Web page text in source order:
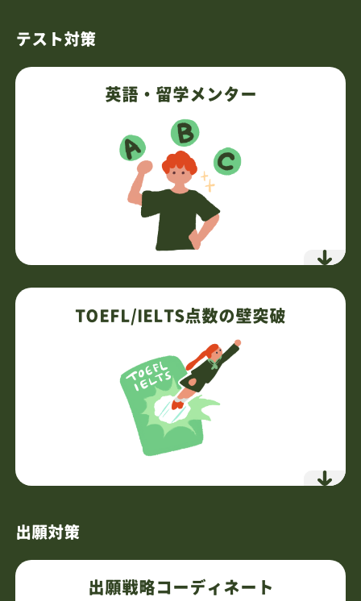
テスト対策
英語・留学メンター
インプットより実践重視
不完全でも「使える英語」を習得
個別最適化×マンツーマン指導
挫折させない伴走型メンタリング
通常授業 7,700円
詳細を見る
TOEFL/IELTS点数の壁突破
最小の努力で最大の成果を
4回のパックでメソッド習得
出願対策
出願戦略コーディネート